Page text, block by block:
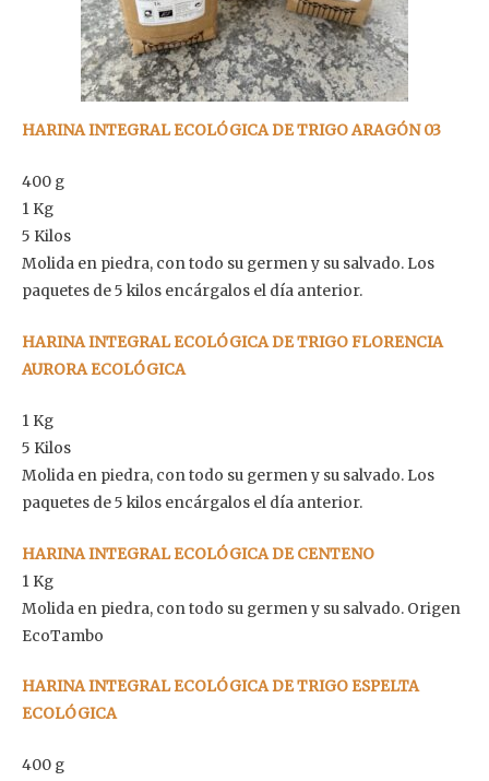
HARINA INTEGRAL ECOLÓGICA DE TRIGO ARAGÓN 03
400 g
1 Kg
5 Kilos
Molida en piedra, con todo su germen y su salvado. Los
paquetes de 5 kilos encárgalos el día anterior.
HARINA INTEGRAL ECOLÓGICA DE TRIGO FLORENCIA
AURORA ECOLÓGICA
1 Kg
5 Kilos
Molida en piedra, con todo su germen y su salvado. Los
paquetes de 5 kilos encárgalos el día anterior.
HARINA INTEGRAL ECOLÓGICA DE CENTENO
1 Kg
Molida en piedra, con todo su germen y su salvado. Origen
EcoTambo
HARINA INTEGRAL ECOLÓGICA DE TRIGO ESPELTA
ECOLÓGICA
400 g